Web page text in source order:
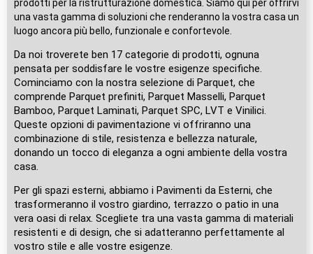
prodotti per la ristrutturazione domestica. Siamo qui per offrirvi
una vasta gamma di soluzioni che renderanno la vostra casa un
luogo ancora più bello, funzionale e confortevole.
Da noi troverete ben 17 categorie di prodotti, ognuna
pensata per soddisfare le vostre esigenze specifiche.
Cominciamo con la nostra selezione di Parquet, che
comprende Parquet prefiniti, Parquet Masselli, Parquet
Bamboo, Parquet Laminati, Parquet SPC, LVT e Vinilici.
Queste opzioni di pavimentazione vi offriranno una
combinazione di stile, resistenza e bellezza naturale,
donando un tocco di eleganza a ogni ambiente della vostra
casa.
Per gli spazi esterni, abbiamo i Pavimenti da Esterni, che
trasformeranno il vostro giardino, terrazzo o patio in una
vera oasi di relax. Scegliete tra una vasta gamma di materiali
resistenti e di design, che si adatteranno perfettamente al
vostro stile e alle vostre esigenze.